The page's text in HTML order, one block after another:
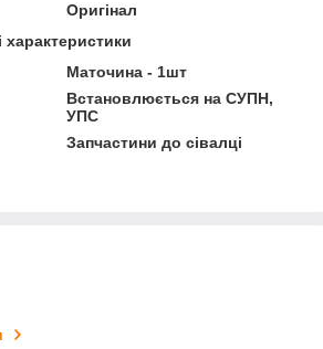
Оригінал
Маточина - 1шт
Встановлюється на СУПН,
УПС
Запчастини до сівалці